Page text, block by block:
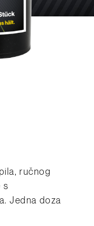
ručnog
s
Jedna doza